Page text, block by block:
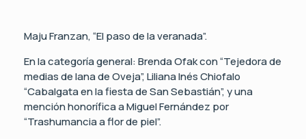
Maju Franzan, “El paso de la veranada”.
En la categoría general: Brenda Ofak con “Tejedora de
medias de lana de Oveja”, Liliana Inés Chiofalo
“Cabalgata en la fiesta de San Sebastián”, y una
mención honorífica a Miguel Fernández por
“Trashumancia a flor de piel”.